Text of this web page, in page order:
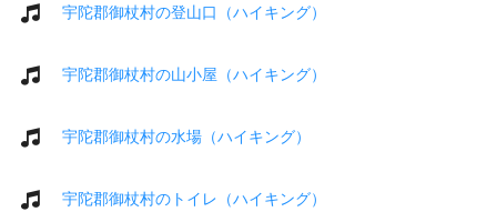
宇陀郡御杖村の登山口（ハイキング）
宇陀郡御杖村の山小屋（ハイキング）
宇陀郡御杖村の水場（ハイキング）
宇陀郡御杖村のトイレ（ハイキング）